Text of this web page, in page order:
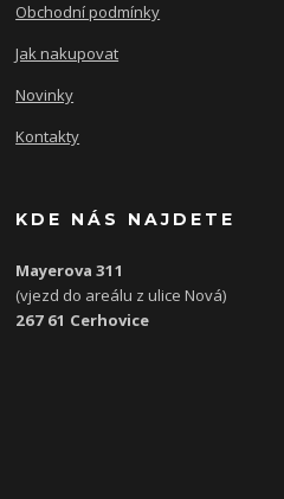
Obchodní podmínky
Jak nakupovat
Novinky
Kontakty
KDE NÁS NAJDETE
Mayerova 311
(vjezd do areálu z ulice Nová)
267 61 Cerhovice